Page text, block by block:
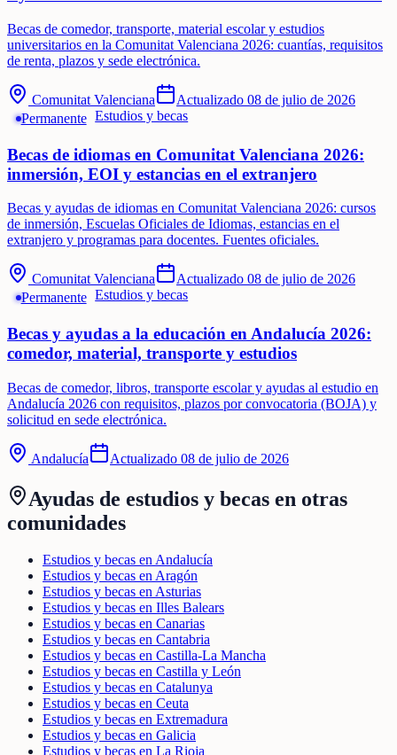
Becas de comedor, transporte, material escolar y estudios
universitarios en la Comunitat Valenciana 2026: cuantías, requisitos
de renta, plazos y sede electrónica.
Comunitat Valenciana Actualizado 08 de julio de 2026
Permanente Estudios y becas
Becas de idiomas en Comunitat Valenciana 2026:
inmersión, EOI y estancias en el extranjero
Becas y ayudas de idiomas en Comunitat Valenciana 2026: cursos
de inmersión, Escuelas Oficiales de Idiomas, estancias en el
extranjero y programas para docentes. Fuentes oficiales.
Comunitat Valenciana Actualizado 08 de julio de 2026
Permanente Estudios y becas
Becas y ayudas a la educación en Andalucía 2026:
comedor, material, transporte y estudios
Becas de comedor, libros, transporte escolar y ayudas al estudio en
Andalucía 2026 con requisitos, plazos por convocatoria (BOJA) y
solicitud en sede electrónica.
Andalucía Actualizado 08 de julio de 2026
Ayudas de estudios y becas en otras
comunidades
Estudios y becas en Andalucía
Estudios y becas en Aragón
Estudios y becas en Asturias
Estudios y becas en Illes Balears
Estudios y becas en Canarias
Estudios y becas en Cantabria
Estudios y becas en Castilla-La Mancha
Estudios y becas en Castilla y León
Estudios y becas en Catalunya
Estudios y becas en Ceuta
Estudios y becas en Extremadura
Estudios y becas en Galicia
Estudios y becas en La Rioja